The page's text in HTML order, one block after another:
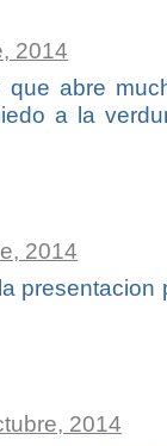
2014
abre
a la
2014
presentacion
2014